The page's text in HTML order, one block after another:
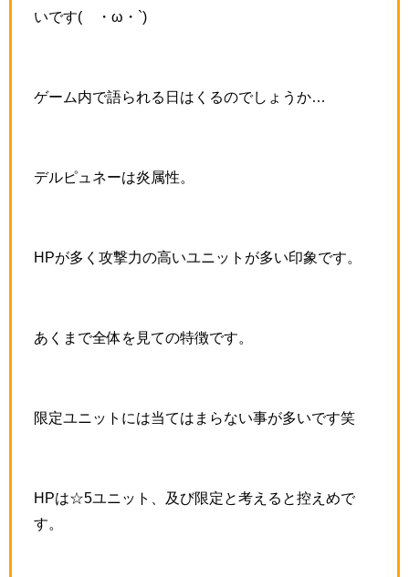
いです(´・ω・`)
ゲーム内で語られる日はくるのでしょうか…
デルピュネーは炎属性。
HPが多く攻撃力の高いユニットが多い印象です。
あくまで全体を見ての特徴です。
限定ユニットには当てはまらない事が多いです笑
HPは☆5ユニット、及び限定と考えると控えめで
す。